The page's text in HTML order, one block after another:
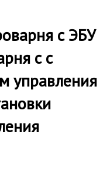
с ЭБУ
с с
управления